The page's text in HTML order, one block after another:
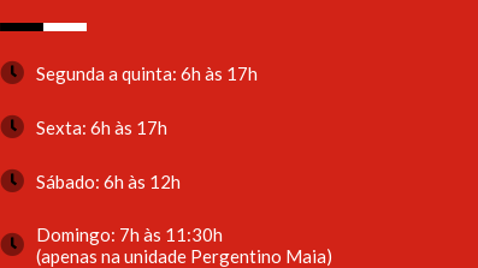
Segunda a quinta: 6h às 17h
Sexta: 6h às 17h
Sábado: 6h às 12h
Domingo: 7h às 11:30h
(apenas na unidade Pergentino Maia)